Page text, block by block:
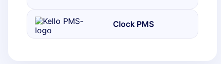
Clock PMS